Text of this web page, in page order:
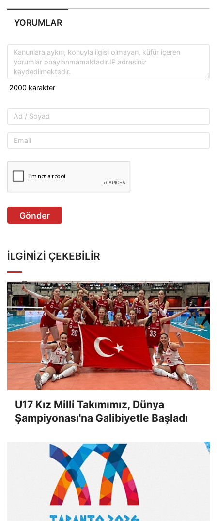
YORUMLAR
Gönder
İLGINIZI ÇEKEBILIR
U17 Kız Milli Takımımız, Dünya
Şampiyonası'na Galibiyetle Başladı